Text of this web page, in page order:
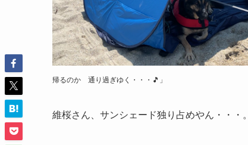
帰るのか 通り過ぎゆく・・・🎵」
維桜さん、サンシェード独り占めやん・・・。